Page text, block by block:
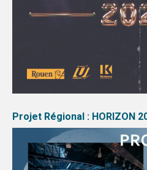
Projet Régional : HORIZON